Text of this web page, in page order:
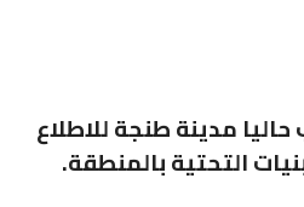
مدينة طنجة للاطلاع
التحتية بالمنطقة.